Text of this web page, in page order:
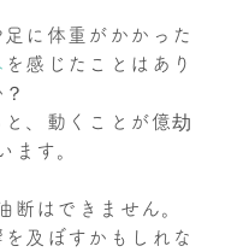
に体重がかかった
を感じたことはあり
、動くことが億劫
ます。
断はできません。
及ぼすかもしれな